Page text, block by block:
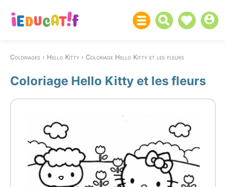
Coloriages Hello Kitty Coloriage Hello Kitty et les fleurs
Coloriage Hello Kitty et les fleurs